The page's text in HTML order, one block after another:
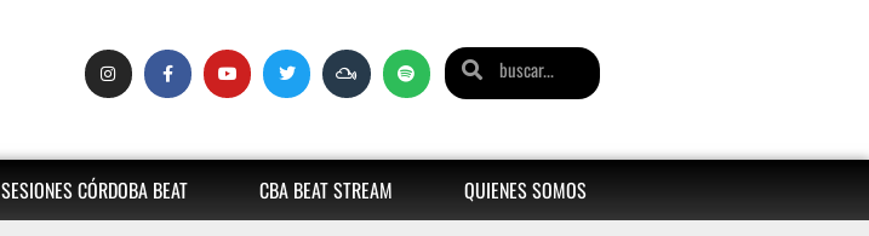
SESIONES CÓRDOBA BEAT CBA BEAT STREAM QUIENES SOMOS